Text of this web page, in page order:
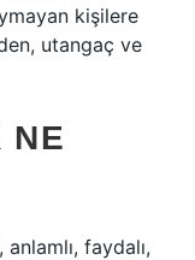
kişilere
utangaç ve
NE
faydalı,